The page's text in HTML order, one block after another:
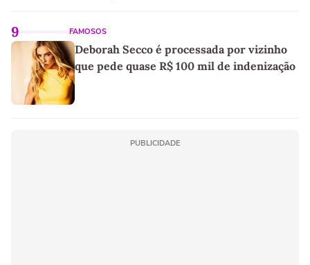
9 FAMOSOS
Deborah Secco é processada por vizinho
que pede quase R$ 100 mil de indenização
PUBLICIDADE